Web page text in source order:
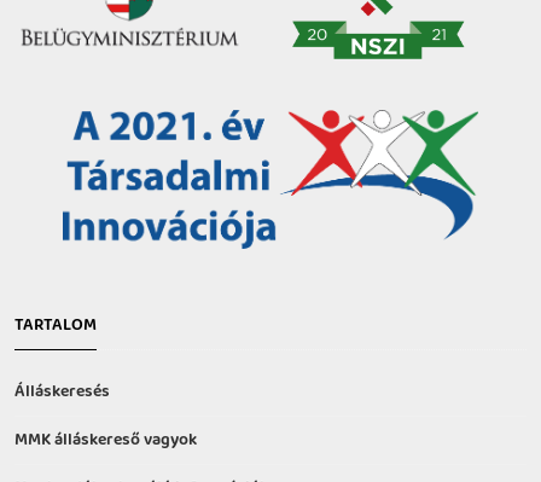
TARTALOM
Álláskeresés
MMK álláskereső vagyok